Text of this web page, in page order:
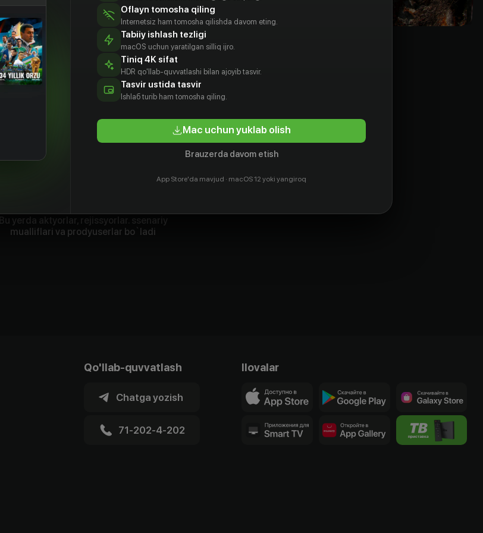
Bu yerda aktyorlar, rejissyorlar. ssenariy
mualliflari va prodyuserlar bo`ladi
Qo'llab-quvvatlash
Chatga yozish
71-202-4-202
Ilovalar
Oflayn tomosha qiling
Internetsiz ham tomosha qilishda davom eting.
Tabiiy ishlash tezligi
macOS uchun yaratilgan silliq ijro.
Tiniq 4K sifat
HDR qo'llab-quvvatlashi bilan ajoyib tasvir.
Tasvir ustida tasvir
Ishlаб turib ham tomosha qiling.
Mac uchun yuklab olish
Brauzerda davom etish
App Store'da mavjud · macOS 12 yoki yangiroq